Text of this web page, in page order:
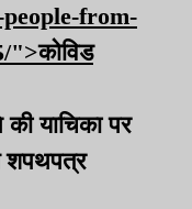
from-
">कोविड
याचिका पर
शपथपत्र